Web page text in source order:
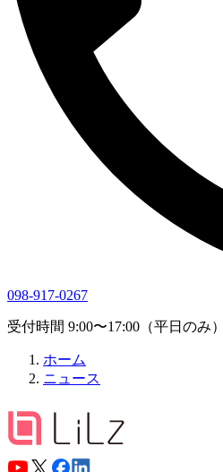
098-917-0267
受付時間 9:00〜17:00（平日のみ）
ホーム
ニュース